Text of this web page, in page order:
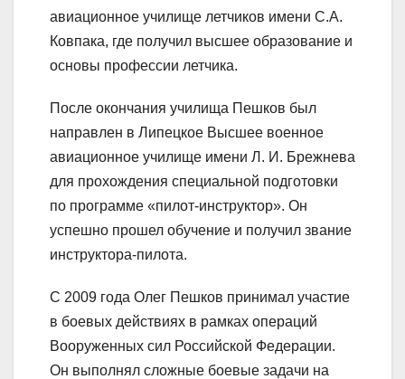
авиационное училище летчиков имени С.А.
Ковпака, где получил высшее образование и
основы профессии летчика.
После окончания училища Пешков был
направлен в Липецкое Высшее военное
авиационное училище имени Л. И. Брежнева
для прохождения специальной подготовки
по программе «пилот-инструктор». Он
успешно прошел обучение и получил звание
инструктора-пилота.
С 2009 года Олег Пешков принимал участие
в боевых действиях в рамках операций
Вооруженных сил Российской Федерации.
Он выполнял сложные боевые задачи на